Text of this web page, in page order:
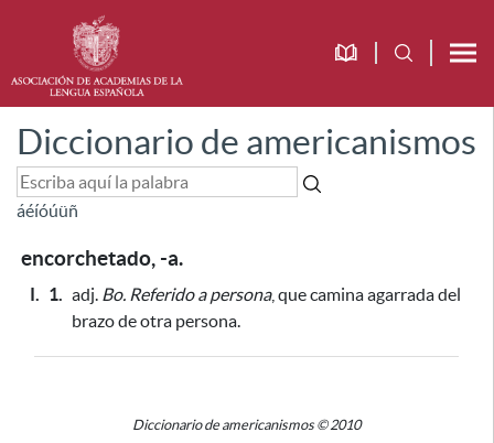
Diccionario de americanismos
áéíóúüñ
encorchetado, -a.
I. 1. adj. Bo. Referido a persona, que camina agarrada del
brazo de otra persona.
Diccionario de americanismos © 2010